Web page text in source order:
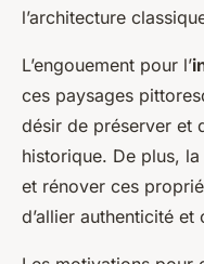
l’architecture
L’engouement pour l’
ces paysages
désir de préserver et
historique. De plus,
et rénover ces
d’allier authenticité